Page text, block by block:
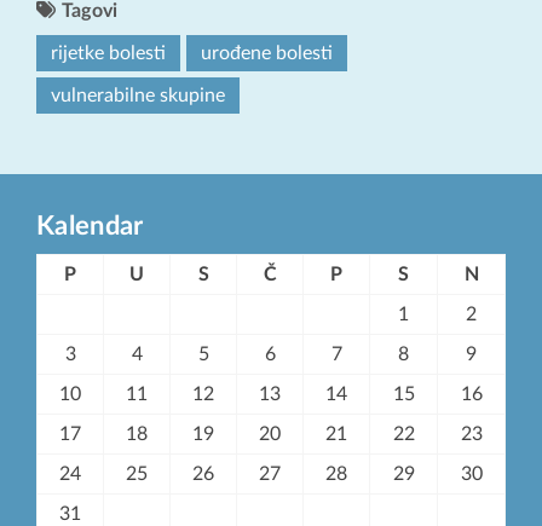
Tagovi
rijetke bolesti urođene bolesti
vulnerabilne skupine
Kalendar
P U S Č P S N
1 2
3 4 5 6 7 8 9
10 11 12 13 14 15 16
17 18 19 20 21 22 23
24 25 26 27 28 29 30
31